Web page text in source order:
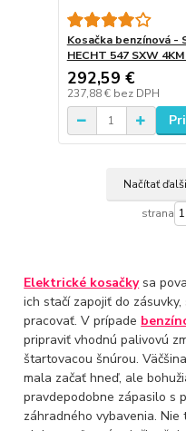
Kosačka benzínová -
HECHT 547 SXW
292,59 €
237,88 € bez DPH
Načítať
strana
Elektrické kosačkysa
ich stačí zapojiť do
pracovať. V prípade
pripraviť vhodnú palivovú
štartovacou šnúrou.
mala začať hneď, ale
pravdepodobne zápasilo s
záhradného vybavenia.